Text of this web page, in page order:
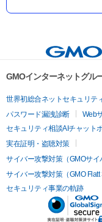
GMOインターネットグル
世界初総合ネットセキュリテ
パスワード漏洩診断
Web
セキュリティ相談AIチャット
実在証明・盗聴対策
サイバー攻撃対策（GMOサイ
サイバー攻撃対策（GMO Flatt
セキュリティ事業の軌跡